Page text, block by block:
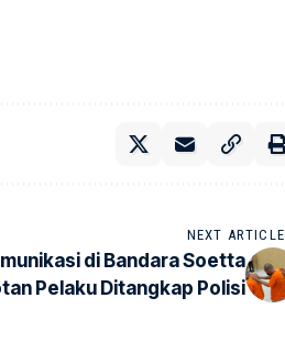
NEXT ARTICLE
di Bandara Soetta
Pelaku Ditangkap Polisi